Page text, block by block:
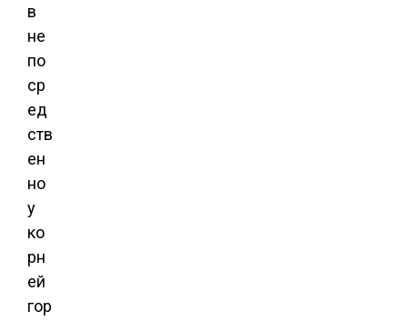
в
не
по
ср
ед
ств
ен
но
у
ко
рн
ей
гор